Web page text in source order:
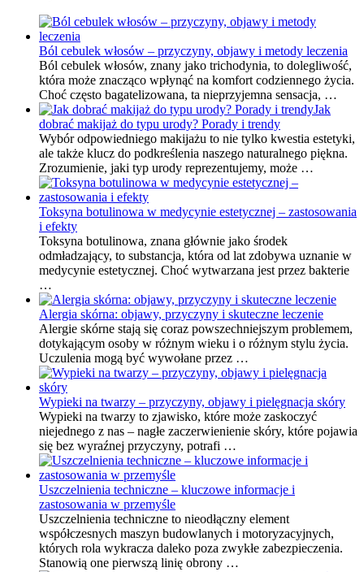
Ból cebulek włosów – przyczyny, objawy i metody leczenia
Ból cebulek włosów, znany jako trichodynia, to dolegliwość,
która może znacząco wpłynąć na komfort codziennego życia.
Choć często bagatelizowana, ta nieprzyjemna sensacja, …
Jak
dobrać makijaż do typu urody? Porady i trendy
Wybór odpowiedniego makijażu to nie tylko kwestia estetyki,
ale także klucz do podkreślenia naszego naturalnego piękna.
Zrozumienie, jaki typ urody reprezentujemy, może …
Toksyna botulinowa w medycynie estetycznej – zastosowania
i efekty
Toksyna botulinowa, znana głównie jako środek
odmładzający, to substancja, która od lat zdobywa uznanie w
medycynie estetycznej. Choć wytwarzana jest przez bakterie
…
Alergia skórna: objawy, przyczyny i skuteczne leczenie
Alergie skórne stają się coraz powszechniejszym problemem,
dotykającym osoby w różnym wieku i o różnym stylu życia.
Uczulenia mogą być wywołane przez …
Wypieki na twarzy – przyczyny, objawy i pielęgnacja skóry
Wypieki na twarzy to zjawisko, które może zaskoczyć
niejednego z nas – nagłe zaczerwienienie skóry, które pojawia
się bez wyraźnej przyczyny, potrafi …
Uszczelnienia techniczne – kluczowe informacje i
zastosowania w przemyśle
Uszczelnienia techniczne to nieodłączny element
współczesnych maszyn budowlanych i motoryzacyjnych,
których rola wykracza daleko poza zwykłe zabezpieczenia.
Stanowią one pierwszą linię obrony …